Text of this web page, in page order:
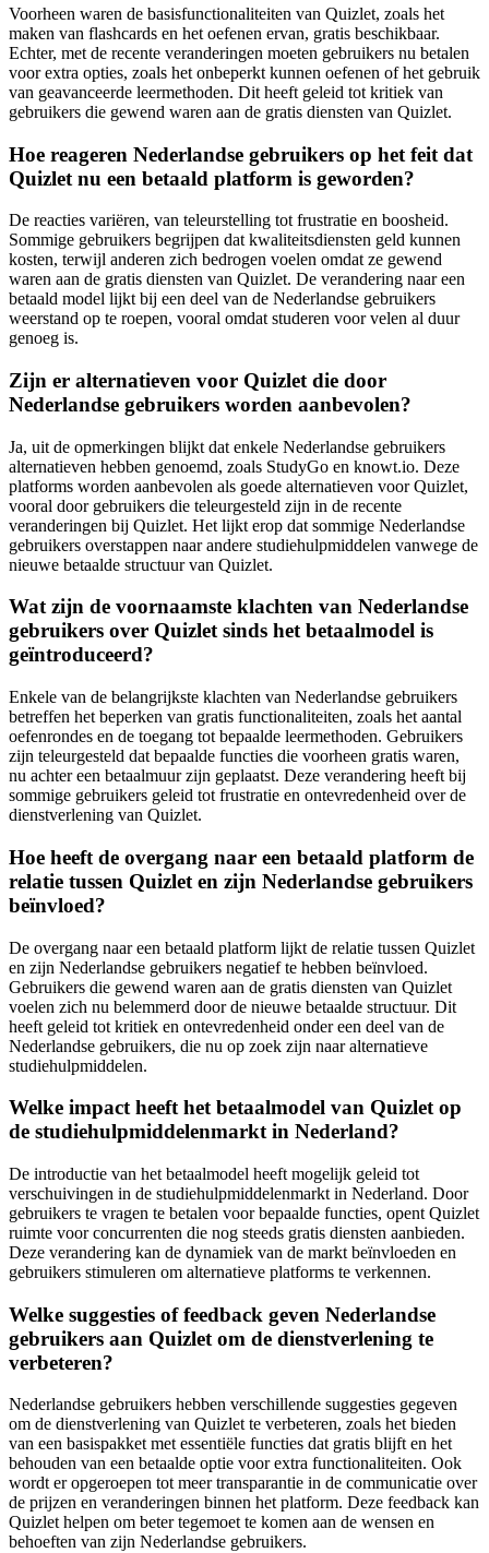
Voorheen waren de basisfunctionaliteiten van Quizlet, zoals het
maken van flashcards en het oefenen ervan, gratis beschikbaar.
Echter, met de recente veranderingen moeten gebruikers nu betalen
voor extra opties, zoals het onbeperkt kunnen oefenen of het gebruik
van geavanceerde leermethoden. Dit heeft geleid tot kritiek van
gebruikers die gewend waren aan de gratis diensten van Quizlet.
Hoe reageren Nederlandse gebruikers op het feit dat
Quizlet nu een betaald platform is geworden?
De reacties variëren, van teleurstelling tot frustratie en boosheid.
Sommige gebruikers begrijpen dat kwaliteitsdiensten geld kunnen
kosten, terwijl anderen zich bedrogen voelen omdat ze gewend
waren aan de gratis diensten van Quizlet. De verandering naar een
betaald model lijkt bij een deel van de Nederlandse gebruikers
weerstand op te roepen, vooral omdat studeren voor velen al duur
genoeg is.
Zijn er alternatieven voor Quizlet die door
Nederlandse gebruikers worden aanbevolen?
Ja, uit de opmerkingen blijkt dat enkele Nederlandse gebruikers
alternatieven hebben genoemd, zoals StudyGo en knowt.io. Deze
platforms worden aanbevolen als goede alternatieven voor Quizlet,
vooral door gebruikers die teleurgesteld zijn in de recente
veranderingen bij Quizlet. Het lijkt erop dat sommige Nederlandse
gebruikers overstappen naar andere studiehulpmiddelen vanwege de
nieuwe betaalde structuur van Quizlet.
Wat zijn de voornaamste klachten van Nederlandse
gebruikers over Quizlet sinds het betaalmodel is
geïntroduceerd?
Enkele van de belangrijkste klachten van Nederlandse gebruikers
betreffen het beperken van gratis functionaliteiten, zoals het aantal
oefenrondes en de toegang tot bepaalde leermethoden. Gebruikers
zijn teleurgesteld dat bepaalde functies die voorheen gratis waren,
nu achter een betaalmuur zijn geplaatst. Deze verandering heeft bij
sommige gebruikers geleid tot frustratie en ontevredenheid over de
dienstverlening van Quizlet.
Hoe heeft de overgang naar een betaald platform de
relatie tussen Quizlet en zijn Nederlandse gebruikers
beïnvloed?
De overgang naar een betaald platform lijkt de relatie tussen Quizlet
en zijn Nederlandse gebruikers negatief te hebben beïnvloed.
Gebruikers die gewend waren aan de gratis diensten van Quizlet
voelen zich nu belemmerd door de nieuwe betaalde structuur. Dit
heeft geleid tot kritiek en ontevredenheid onder een deel van de
Nederlandse gebruikers, die nu op zoek zijn naar alternatieve
studiehulpmiddelen.
Welke impact heeft het betaalmodel van Quizlet op
de studiehulpmiddelenmarkt in Nederland?
De introductie van het betaalmodel heeft mogelijk geleid tot
verschuivingen in de studiehulpmiddelenmarkt in Nederland. Door
gebruikers te vragen te betalen voor bepaalde functies, opent Quizlet
ruimte voor concurrenten die nog steeds gratis diensten aanbieden.
Deze verandering kan de dynamiek van de markt beïnvloeden en
gebruikers stimuleren om alternatieve platforms te verkennen.
Welke suggesties of feedback geven Nederlandse
gebruikers aan Quizlet om de dienstverlening te
verbeteren?
Nederlandse gebruikers hebben verschillende suggesties gegeven
om de dienstverlening van Quizlet te verbeteren, zoals het bieden
van een basispakket met essentiële functies dat gratis blijft en het
behouden van een betaalde optie voor extra functionaliteiten. Ook
wordt er opgeroepen tot meer transparantie in de communicatie over
de prijzen en veranderingen binnen het platform. Deze feedback kan
Quizlet helpen om beter tegemoet te komen aan de wensen en
behoeften van zijn Nederlandse gebruikers.